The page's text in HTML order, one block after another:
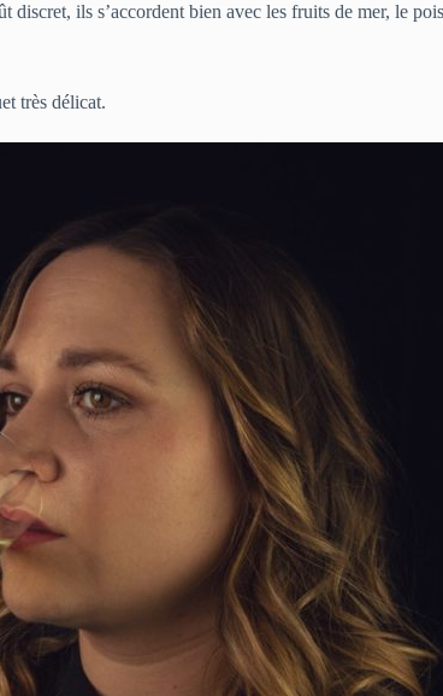
ils s’accordent bien avec les fruits de mer, le
très délicat.